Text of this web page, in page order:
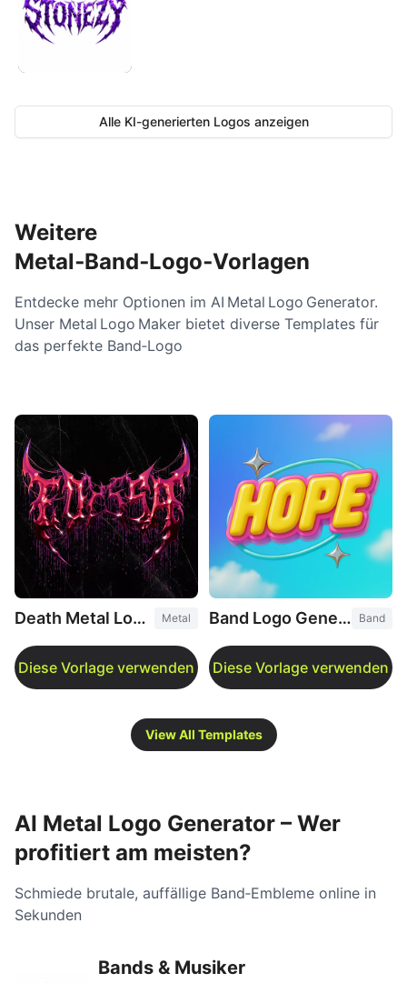
Alle KI-generierten Logos anzeigen
Weitere
Metal‑Band‑Logo‑Vorlagen
Entdecke mehr Optionen im AI Metal Logo Generator.
Unser Metal Logo Maker bietet diverse Templates für
das perfekte Band‑Logo
Death Metal Logo Generator Metal Band Logo Generator Band
View All Templates
AI Metal Logo Generator – Wer
profitiert am meisten?
Schmiede brutale, auffällige Band‑Embleme online in
Sekunden
Bands & Musiker